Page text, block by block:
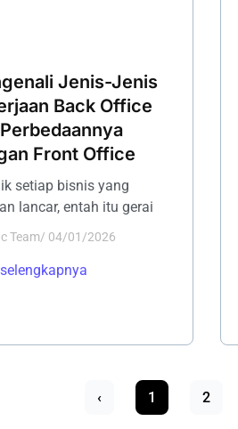
Jenis-Jenis
Back Office
Front Office
setiap bisnis yang
lancar, entah itu gerai
Team/ 04/01/2026
‹ 1 2